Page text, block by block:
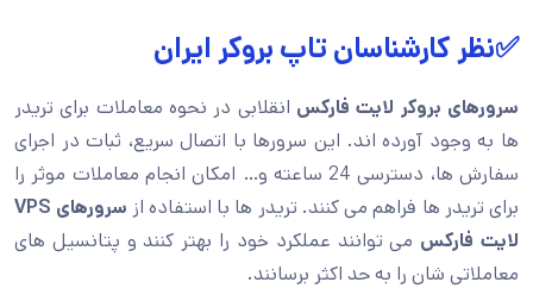
✅نظر کارشناسان تاپ بروکر ایران
سرورهای بروکر لایت فارکس انقلابی در نحوه معاملات برای تریدر
ها به وجود آورده اند. این سرورها با اتصال سریع، ثبات در اجرای
سفارش ها، دسترسی 24 ساعته و… امکان انجام معاملات موثر را
برای تریدر ها فراهم می کنند. تریدر ها با استفاده از سرورهای VPS
لایت فارکس می توانند عملکرد خود را بهتر کنند و پتانسیل های
معاملاتی شان را به حد اکثر برسانند.